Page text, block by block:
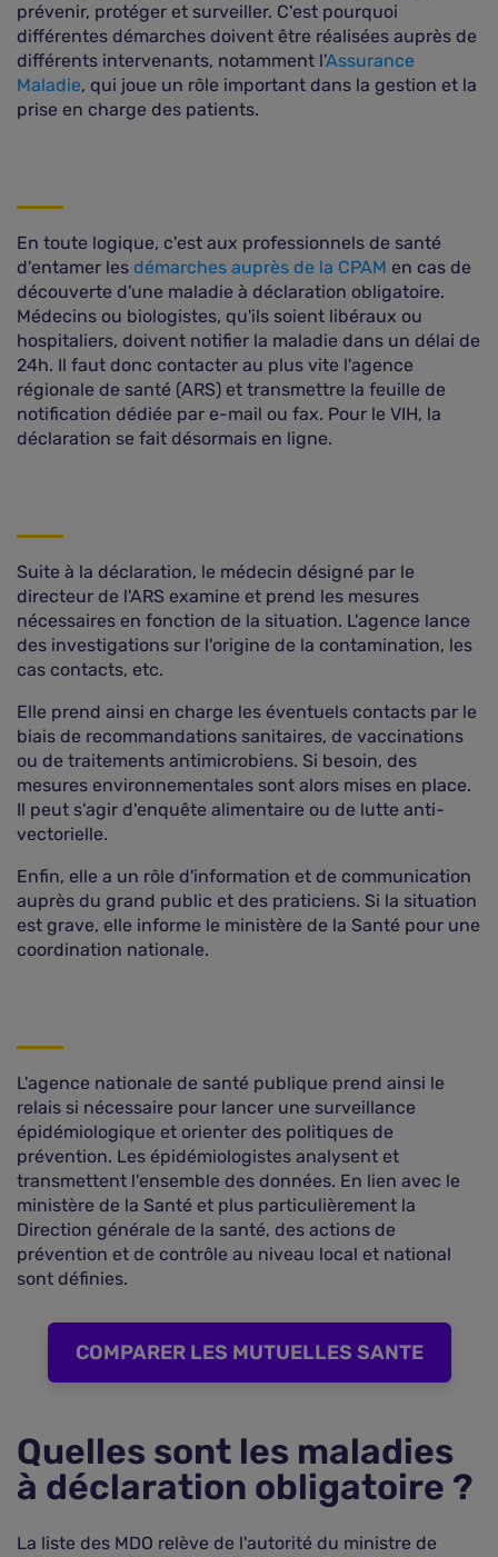
prévenir, protéger et surveiller. C'est pourquoi
différentes démarches doivent être réalisées auprès de
différents intervenants, notamment l'Assurance
Maladie, qui joue un rôle important dans la gestion et la
prise en charge des patients.
En toute logique, c'est aux professionnels de santé
d'entamer les démarches auprès de la CPAM en cas de
découverte d'une maladie à déclaration obligatoire.
Médecins ou biologistes, qu'ils soient libéraux ou
hospitaliers, doivent notifier la maladie dans un délai de
24h. Il faut donc contacter au plus vite l'agence
régionale de santé (ARS) et transmettre la feuille de
notification dédiée par e-mail ou fax. Pour le VIH, la
déclaration se fait désormais en ligne.
Suite à la déclaration, le médecin désigné par le
directeur de l'ARS examine et prend les mesures
nécessaires en fonction de la situation. L'agence lance
des investigations sur l'origine de la contamination, les
cas contacts, etc.
Elle prend ainsi en charge les éventuels contacts par le
biais de recommandations sanitaires, de vaccinations
ou de traitements antimicrobiens. Si besoin, des
mesures environnementales sont alors mises en place.
Il peut s'agir d'enquête alimentaire ou de lutte anti-
vectorielle.
Enfin, elle a un rôle d'information et de communication
auprès du grand public et des praticiens. Si la situation
est grave, elle informe le ministère de la Santé pour une
coordination nationale.
L'agence nationale de santé publique prend ainsi le
relais si nécessaire pour lancer une surveillance
épidémiologique et orienter des politiques de
prévention. Les épidémiologistes analysent et
transmettent l'ensemble des données. En lien avec le
ministère de la Santé et plus particulièrement la
Direction générale de la santé, des actions de
prévention et de contrôle au niveau local et national
sont définies.
COMPARER LES MUTUELLES SANTE
Quelles sont les maladies
à déclaration obligatoire ?
La liste des MDO relève de l'autorité du ministre de